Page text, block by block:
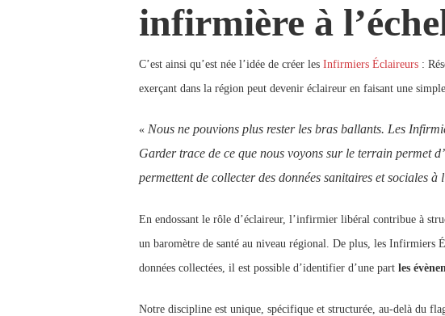
Appuyez sur Entrée pour une recherche ou ESC pour fermer
infirmière à
C’est ainsi qu’est née l’idée de créer les Infirmiers Éclaireurs :
exerçant dans la région peut devenir éclaireur en faisant une
« Nous ne pouvions plus rester les bras ballants. Les
Garder trace de ce que nous voyons sur le terrain permet
permettent de collecter des données sanitaires et sociales à
En endossant le rôle d’éclaireur, l’infirmier libéral contribue à
un baromètre de santé au niveau régional. De plus, les Infirmiers
données collectées, il est possible d’identifier d’une part les
Notre discipline est unique, spécifique et structurée, au-delà du